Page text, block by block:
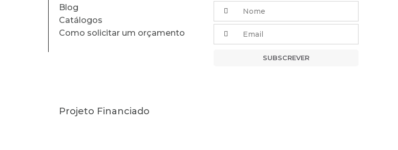
Blog
Catálogos
Como solicitar um orçamento
Projeto Financiado
SUBSCREVER